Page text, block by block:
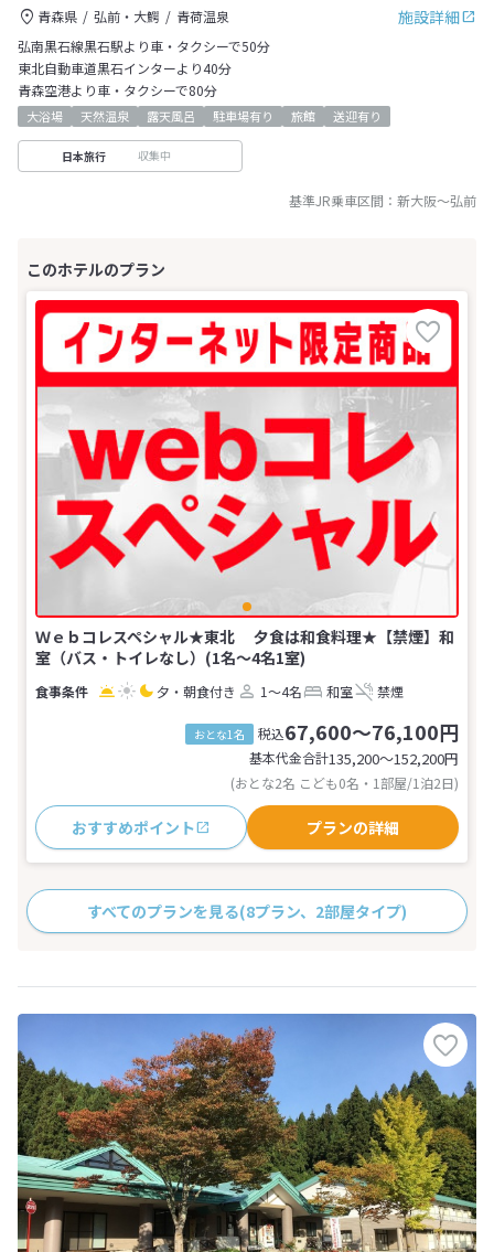
施設詳細
青森県 弘前・大鰐
青荷温泉
弘南黒石線黒石駅より車・タクシーで50分
東北自動車道黒石インターより40分
青森空港より車・タクシーで80分
大浴場 天然温泉 露天風呂 駐車場有り 旅館 送迎有り
日本旅行 収集中
基準JR乗車区間： 新大阪～弘前
Ｗｅｂコレスペシャル★東北 夕食は和食料理★【禁煙】和
室（バス・トイレなし）(1名～4名1室)
夕・朝食付き 1～4名 和室 禁煙
おとな1名 税込67,600～76,100円
基本代金合計135,200〜152,200円
(おとな2名 こども0名・1部屋/1泊2日)
おすすめポイント プランの詳細
すべてのプランを見る(8プラン、2部屋タイプ)